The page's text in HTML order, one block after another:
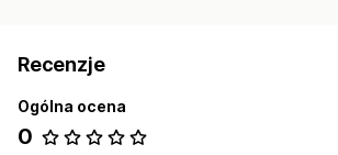
Recenzje
Ogólna ocena
0